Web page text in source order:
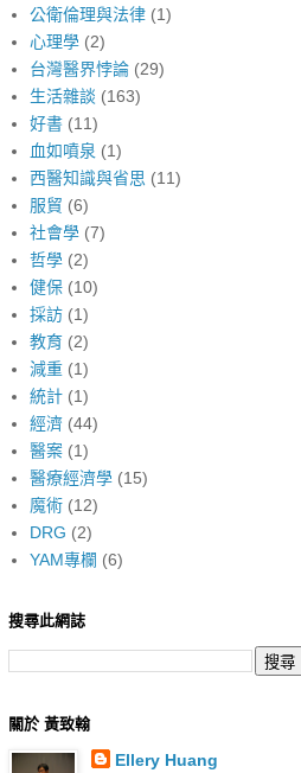
公衛倫理與法律 (1)
心理學 (2)
台灣醫界悖論 (29)
生活雜談 (163)
好書 (11)
血如噴泉 (1)
西醫知識與省思 (11)
服貿 (6)
社會學 (7)
哲學 (2)
健保 (10)
採訪 (1)
教育 (2)
減重 (1)
統計 (1)
經濟 (44)
醫案 (1)
醫療經濟學 (15)
魔術 (12)
DRG (2)
YAM專欄 (6)
搜尋此網誌
關於 黃致翰
Ellery Huang